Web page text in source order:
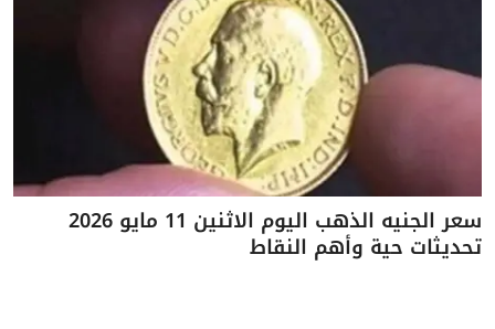
سعر الجنيه الذهب اليوم الاثنين 11 مايو 2026
تحديثات حية وأهم النقاط